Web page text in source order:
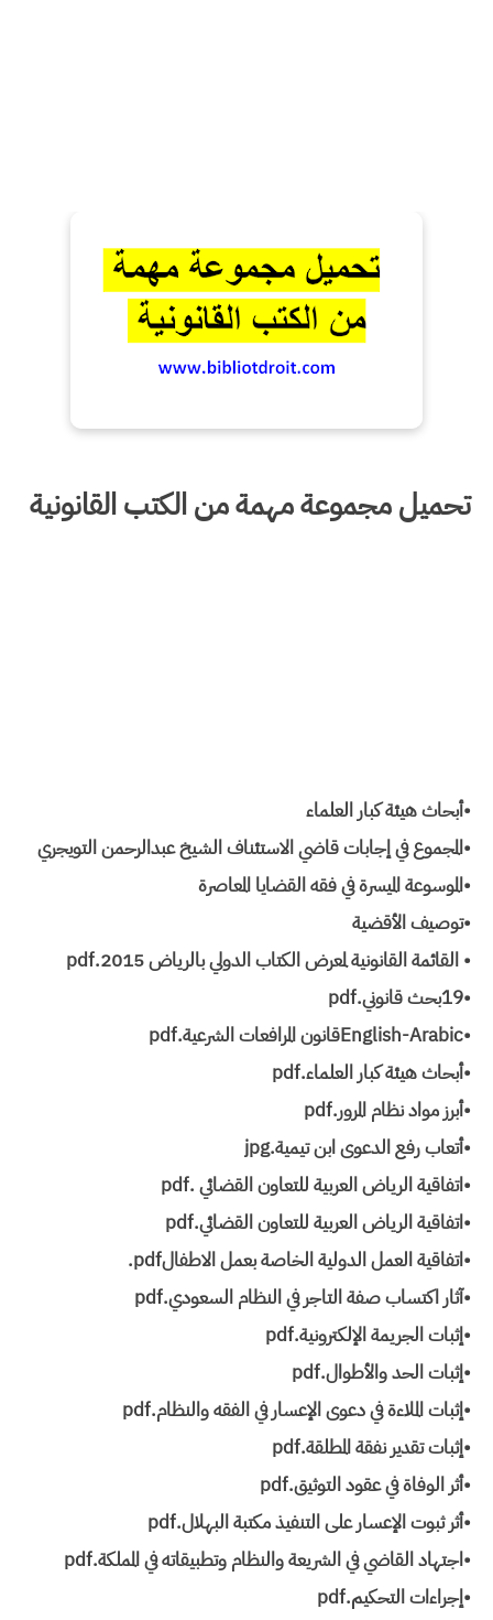
تحميل مجموعة مهمة من الكتب القانونية
•أبحاث هيئة كبار العلماء
•المجموع في إجابات قاضي الاستئناف الشيخ عبدالرحمن التويجري
•الموسوعة الميسرة في فقه القضايا المعاصرة
•توصيف الأقضية
• القائمة القانونية لمعرض الكتاب الدولي بالرياض 2015.pdf
•19بحث قانوني.pdf
•English-Arabicقانون المرافعات الشرعية.pdf
•أبحاث هيئة كبار العلماء.pdf
•أبرز مواد نظام المرور.pdf
•أتعاب رفع الدعوى ابن تيمية.jpg
•اتفاقية الرياض العربية للتعاون القضائي ‫‬.pdf
•اتفاقية الرياض العربية للتعاون القضائي.pdf
•اتفاقية العمل الدولية الخاصة بعمل الاطفال‎.pdf
•آثار اكتساب صفة التاجر في النظام السعودي.pdf
•إثبات الجريمة الإلكترونية.pdf
•إثبات الحد والأطوال.pdf
•إثبات الملاءة في دعوى الإعسار في الفقه والنظام.pdf
•إثبات تقدير نفقة المطلقة.pdf
•أثر الوفاة في عقود التوثيق.pdf
•أثر ثبوت الإعسار على التنفيذ مكتبة البهلال.pdf
•اجتهاد القاضي في الشريعة والنظام وتطبيقاته في المملكة.pdf
•إجراءات التحكيم.pdf